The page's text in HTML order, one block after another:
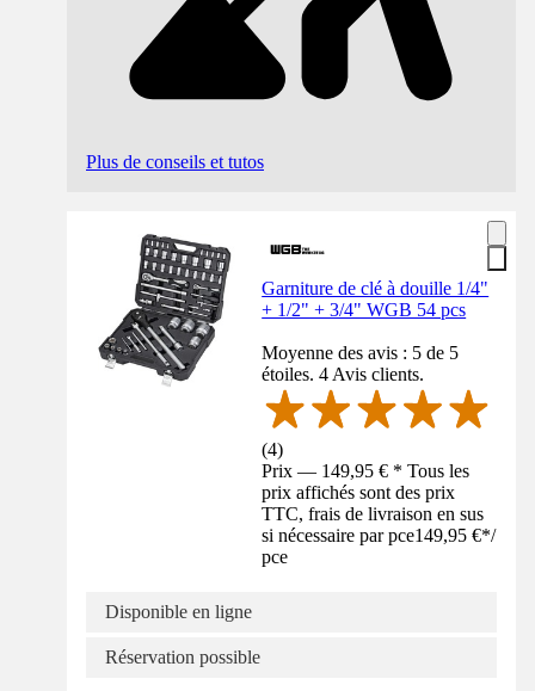
Plus de conseils et tutos
Garniture de clé à douille 1/4"
+ 1/2" + 3/4" WGB 54 pcs
Moyenne des avis : 5 de 5
étoiles. 4 Avis clients.
(4)
Prix — 149,95 € * Tous les
prix affichés sont des prix
TTC, frais de livraison en sus
si nécessaire par pce149,95 €*/
pce
Disponible en ligne
Réservation possible